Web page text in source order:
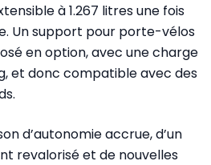
à 1.267 litres une fois
Un support pour porte-vélos
en option, avec une charge
et donc compatible avec des
d’autonomie accrue, d’un
revalorisé et de nouvelles